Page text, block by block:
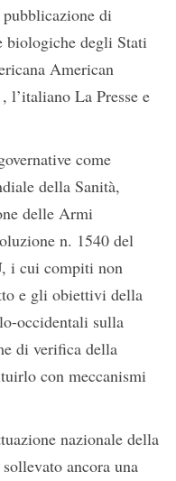
di
degli Stati
American
l’italiano La Presse e
come
della Sanità,
delle Armi
n. 1540 del
i cui compiti non
e gli obiettivi della
occidentali sulla
di verifica della
con meccanismi
nazionale della
ancora una